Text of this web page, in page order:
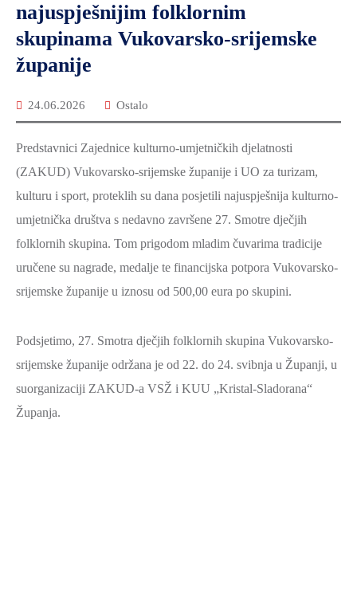
najuspješnijim folklornim
skupinama Vukovarsko-srijemske
županije
24.06.2026 Ostalo
Predstavnici Zajednice kulturno-umjetničkih djelatnosti
(ZAKUD) Vukovarsko-srijemske županije i UO za turizam,
kulturu i sport, proteklih su dana posjetili najuspješnija kulturno-
umjetnička društva s nedavno završene 27. Smotre dječjih
folklornih skupina. Tom prigodom mladim čuvarima tradicije
uručene su nagrade, medalje te financijska potpora Vukovarsko-
srijemske županije u iznosu od 500,00 eura po skupini.
Podsjetimo, 27. Smotra dječjih folklornih skupina Vukovarsko-
srijemske županije održana je od 22. do 24. svibnja u Županji, u
suorganizaciji ZAKUD-a VSŽ i KUU „Kristal-Sladorana“
Županja.